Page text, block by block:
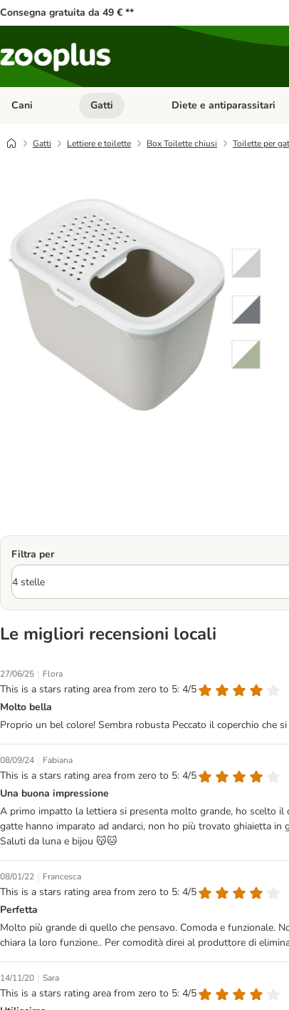
Consegna gratuita da 49 € **
Cani Apri Menu Categoria: Cani
Gatti Apri Menu Categoria: Gatti
Diete e antiparassitari
Gatti Lettiere e toilette Box Toilette chiusi Toilette per
Filtra per
Le migliori recensioni locali
27/06/25 | Flora
This is a stars rating area from zero to 5: 4/5
Molto bella
Proprio un bel colore! Sembra robusta Peccato il coperchio che
08/09/24 | Fabiana
This is a stars rating area from zero to 5: 4/5
Una buona impressione
A primo impatto la lettiera si presenta molto grande, ho scelto il
gatte hanno imparato ad andarci, non ho più trovato ghiaietta in
Saluti da luna e bijou 😽🐱
08/01/22 | Francesca
This is a stars rating area from zero to 5: 4/5
Perfetta
Molto più grande di quello che pensavo. Comoda e funzionale.
chiara la loro funzione.. Per comodità direi al produttore di
14/11/20 | Sara
This is a stars rating area from zero to 5: 4/5